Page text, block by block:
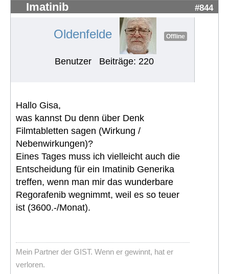
Imatinib #844
Oldenfelde Offline
Benutzer Beiträge: 220
Hallo Gisa,
was kannst Du denn über Denk
Filmtabletten sagen (Wirkung /
Nebenwirkungen)?
Eines Tages muss ich vielleicht auch die
Entscheidung für ein Imatinib Generika
treffen, wenn man mir das wunderbare
Regorafenib wegnimmt, weil es so teuer
ist (3600.-/Monat).
Mein Partner der GIST. Wenn er gewinnt, hat er
verloren.